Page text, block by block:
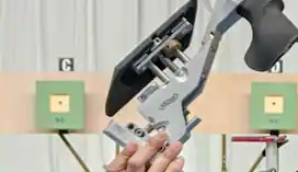
செய்தி முன்னோட்டம்
செவ்வாயன்று
மீட்டர் ஏர் ரைபிள்
முன்னதாக கடந்த